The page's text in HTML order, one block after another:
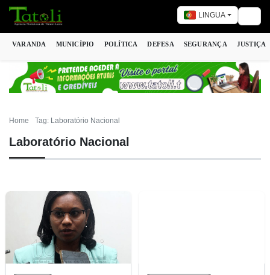
LINGUA
VARANDA MUNICÍPIO POLÍTICA DEFESA SEGURANÇA JUSTIÇA
Home Tag: Laboratório Nacional
Laboratório Nacional